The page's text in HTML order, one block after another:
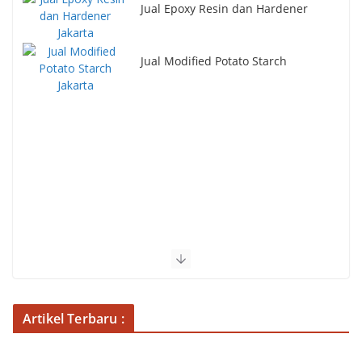
Jual Epoxy Resin dan Hardener
Jual Modified Potato Starch
Artikel Terbaru :